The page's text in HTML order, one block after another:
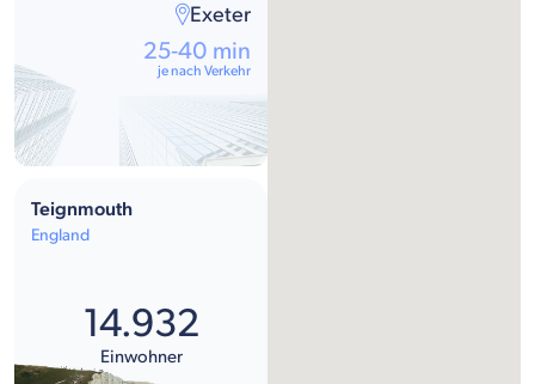
Exeter
25-40 min
je nach Verkehr
Teignmouth
England
14.932
Einwohner